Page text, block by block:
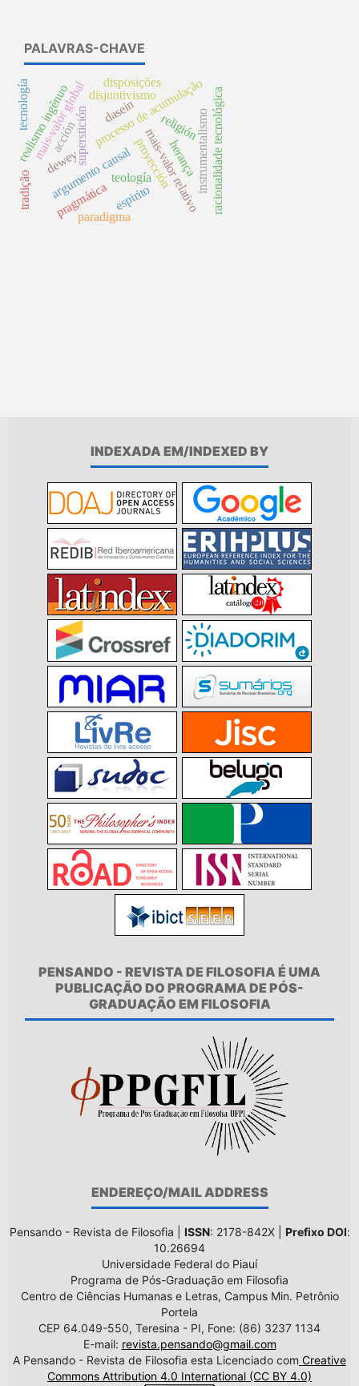
PALAVRAS-CHAVE
argumento causal
superstición proyección
processo de acumulação
mais-valor global
mais-valor relativo
disjuntivismo
religión
realismo ingênuo racionalidade tecnológica
tecnología
instrumentalismo
dewey
teología
espirito
dasein
herança
tradição pragmática
disposições
acción
paradigma
INDEXADA EM/INDEXED BY
PENSANDO - REVISTA DE FILOSOFIA É UMA
PUBLICAÇÃO DO PROGRAMA DE PÓS-
GRADUAÇÃO EM FILOSOFIA
ENDEREÇO/MAIL ADDRESS
Pensando - Revista de Filosofia | ISSN: 2178-842X | Prefixo DOI:
10.26694
Universidade Federal do Piauí
Programa de Pós-Graduação em Filosofia
Centro de Ciências Humanas e Letras, Campus Min. Petrônio
Portela
CEP 64.049-550, Teresina - PI, Fone: (86) 3237 1134
E-mail: revista.pensando@gmail.com
A Pensando - Revista de Filosofia esta Licenciado com Creative
Commons Attribution 4.0 International (CC BY 4.0)